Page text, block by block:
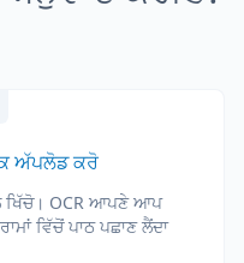
ਅੱਪਲੋਡ ਕਰੋ
ਖਿੱਚੋ। OCR ਆਪਣੇ ਆਪ
ਵਿੱਚੋਂ ਪਾਠ ਪਛਾਣ ਲੈਂਦਾ